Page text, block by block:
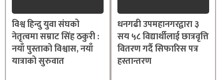
विश्व हिन्दु युवा संघको
नेतृत्वमा सम्राट सिंह ठकुरी :
नयाँ पुस्ताको विश्वास, नयाँ
यात्राको सुरुवात
धनगढी उपमहानगरद्वारा ३
सय ५८ विद्यार्थीलाई छात्रवृत्ति
वितरण गर्दै सिफारिस पत्र
हस्तान्तरण